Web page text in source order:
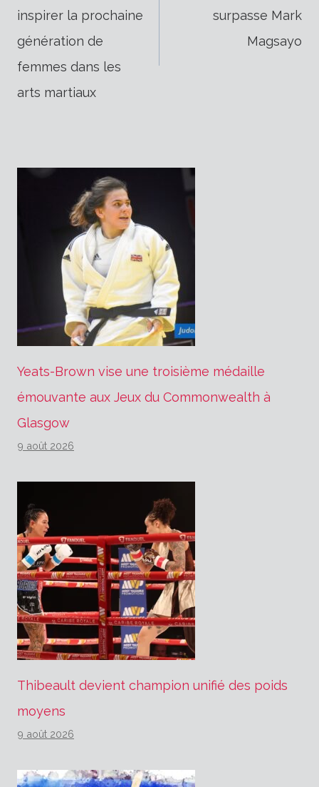
de
l’article
inspirer la prochaine
génération de
femmes dans les
arts martiaux
surpasse Mark
Magsayo
Yeats-Brown vise une troisième médaille
émouvante aux Jeux du Commonwealth à
Glasgow
9 août 2026
Thibeault devient champion unifié des poids
moyens
9 août 2026